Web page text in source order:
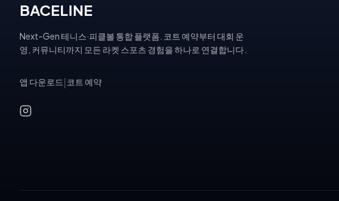
BACELINE
Next-Gen 테니스·피클볼 통합 플랫폼. 코트 예약부터 대회 운
영, 커뮤니티까지 모든 라켓 스포츠 경험을 하나로 연결합니다.
앱 다운로드 코트 예약